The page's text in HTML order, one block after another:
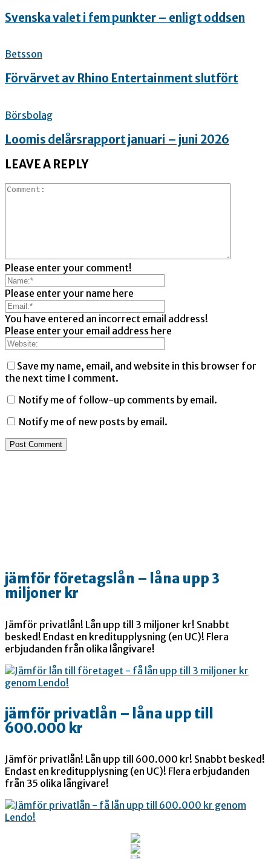
Svenska valet i fem punkter – enligt oddsen
Betsson
Förvärvet av Rhino Entertainment slutfört
Börsbolag
Loomis delårsrapport januari – juni 2026
LEAVE A REPLY
Please enter your comment!
Please enter your name here
You have entered an incorrect email address!
Please enter your email address here
Save my name, email, and website in this browser for
the next time I comment.
Notify me of follow-up comments by email.
Notify me of new posts by email.
jämför företagslån – låna upp 3
miljoner kr
Jämför privatlån! Lån upp till 3 miljoner kr! Snabbt
besked! Endast en kreditupplysning (en UC)! Flera
erbjudanden från olika långivare!
jämför privatlån – låna upp till
600.000 kr
Jämför privatlån! Lån upp till 600.000 kr! Snabbt besked!
Endast en kreditupplysning (en UC)! Flera erbjudanden
från 35 olika långivare!